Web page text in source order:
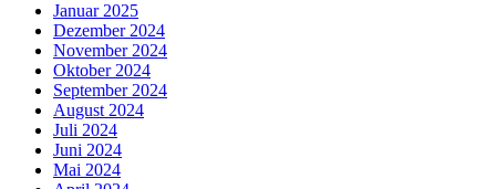
Januar 2025
Dezember 2024
November 2024
Oktober 2024
September 2024
August 2024
Juli 2024
Juni 2024
Mai 2024